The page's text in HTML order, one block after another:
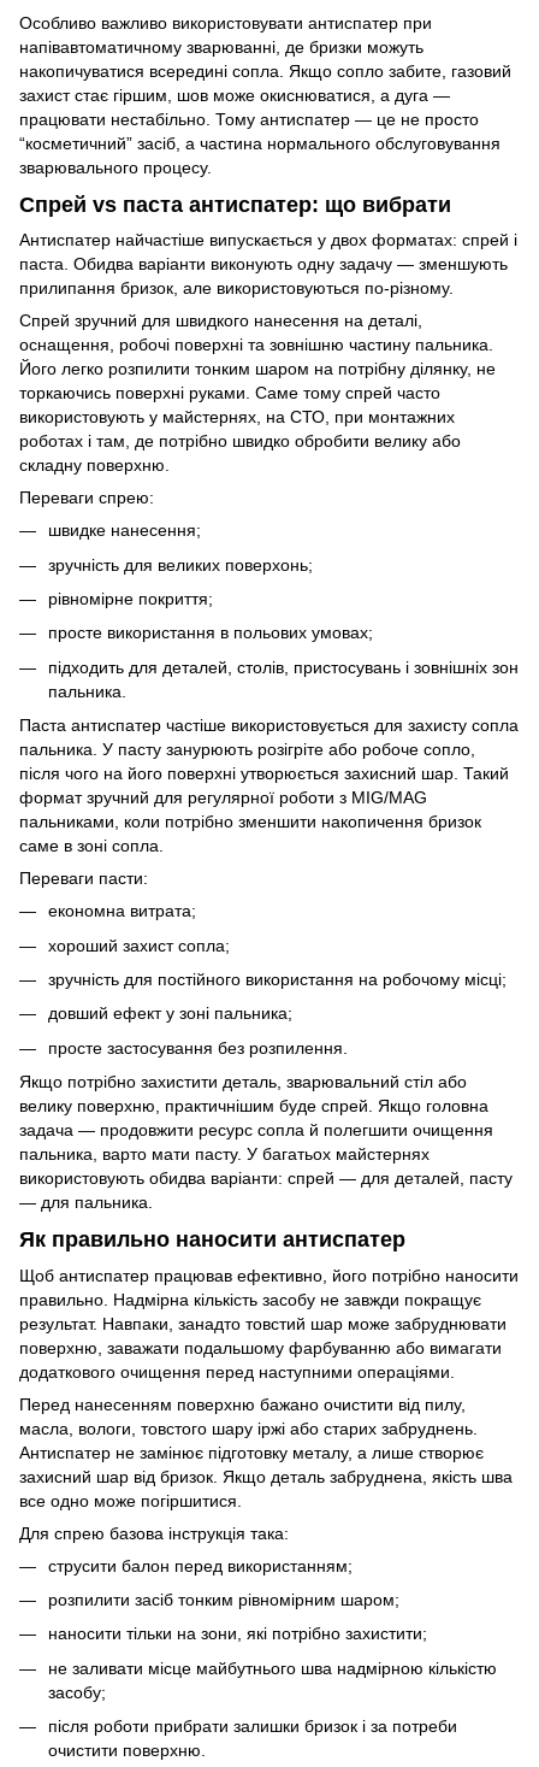
Особливо важливо використовувати антиспатер при
напівавтоматичному зварюванні, де бризки можуть
накопичуватися всередині сопла. Якщо сопло забите, газовий
захист стає гіршим, шов може окиснюватися, а дуга —
працювати нестабільно. Тому антиспатер — це не просто
“косметичний” засіб, а частина нормального обслуговування
зварювального процесу.
Спрей vs паста антиспатер: що вибрати
Антиспатер найчастіше випускається у двох форматах: спрей і
паста. Обидва варіанти виконують одну задачу — зменшують
прилипання бризок, але використовуються по-різному.
Спрей зручний для швидкого нанесення на деталі,
оснащення, робочі поверхні та зовнішню частину пальника.
Його легко розпилити тонким шаром на потрібну ділянку, не
торкаючись поверхні руками. Саме тому спрей часто
використовують у майстернях, на СТО, при монтажних
роботах і там, де потрібно швидко обробити велику або
складну поверхню.
Переваги спрею:
швидке нанесення;
зручність для великих поверхонь;
рівномірне покриття;
просте використання в польових умовах;
підходить для деталей, столів, пристосувань і зовнішніх зон
пальника.
Паста антиспатер частіше використовується для захисту сопла
пальника. У пасту занурюють розігріте або робоче сопло,
після чого на його поверхні утворюється захисний шар. Такий
формат зручний для регулярної роботи з MIG/MAG
пальниками, коли потрібно зменшити накопичення бризок
саме в зоні сопла.
Переваги пасти:
економна витрата;
хороший захист сопла;
зручність для постійного використання на робочому місці;
довший ефект у зоні пальника;
просте застосування без розпилення.
Якщо потрібно захистити деталь, зварювальний стіл або
велику поверхню, практичнішим буде спрей. Якщо головна
задача — продовжити ресурс сопла й полегшити очищення
пальника, варто мати пасту. У багатьох майстернях
використовують обидва варіанти: спрей — для деталей, пасту
— для пальника.
Як правильно наносити антиспатер
Щоб антиспатер працював ефективно, його потрібно наносити
правильно. Надмірна кількість засобу не завжди покращує
результат. Навпаки, занадто товстий шар може забруднювати
поверхню, заважати подальшому фарбуванню або вимагати
додаткового очищення перед наступними операціями.
Перед нанесенням поверхню бажано очистити від пилу,
масла, вологи, товстого шару іржі або старих забруднень.
Антиспатер не замінює підготовку металу, а лише створює
захисний шар від бризок. Якщо деталь забруднена, якість шва
все одно може погіршитися.
Для спрею базова інструкція така:
струсити балон перед використанням;
розпилити засіб тонким рівномірним шаром;
наносити тільки на зони, які потрібно захистити;
не заливати місце майбутнього шва надмірною кількістю
засобу;
після роботи прибрати залишки бризок і за потреби
очистити поверхню.